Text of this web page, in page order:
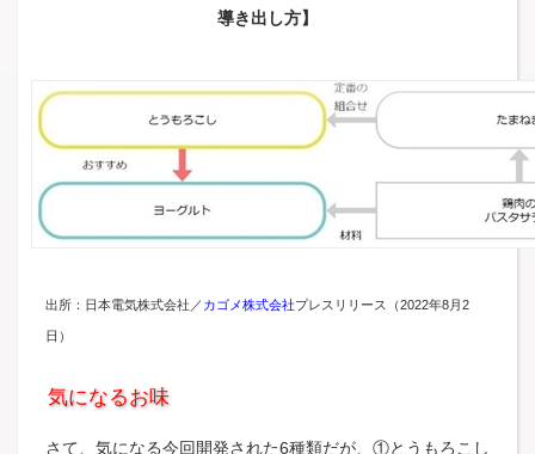
導き出し方】
出所：日本電気株式会社／ カゴメ株式会社プレスリリース（2022年8月2
日）
気になるお味
さて、気になる今回開発された6種類だが、①とうもろこし